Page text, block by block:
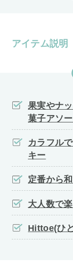
アイテム説明
果実やナ
菓子アソ
カラフル
キー
定番から
大人数で
Hittoe(ひ